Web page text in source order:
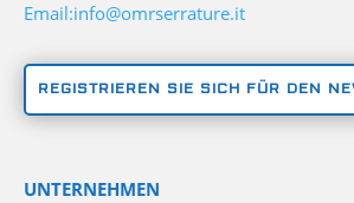
Email:info@omrserrature.it
REGISTRIEREN SIE SICH FÜR DEN
UNTERNEHMEN